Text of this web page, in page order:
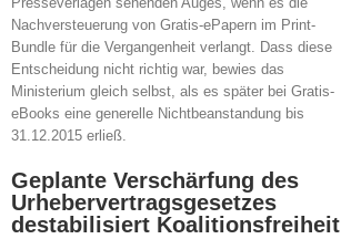
Nachversteuerung von Gratis-ePapern im Print-
Bundle für die Vergangenheit verlangt. Dass diese
Entscheidung nicht richtig war, bewies das
Ministerium gleich selbst, als es später bei Gratis-
eBooks eine generelle Nichtbeanstandung bis
31.12.2015 erließ.
Geplante Verschärfung des
Urhebervertragsgesetzes
destabilisiert Koalitionsfreiheit